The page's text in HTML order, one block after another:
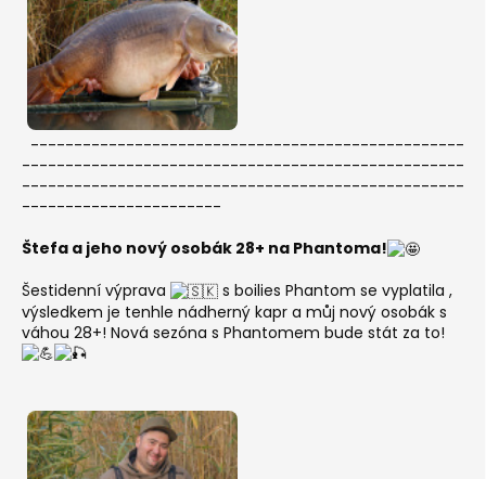
--------------------------------------------------
---------------------------------------------------
---------------------------------------------------
-----------------------
Štefa a jeho nový osobák 28+ na Phantoma!
Šestidenní výprava
s boilies Phantom se vyplatila ,
výsledkem je tenhle nádherný kapr a můj nový osobák s
váhou 28+! Nová sezóna s Phantomem bude stát za to!